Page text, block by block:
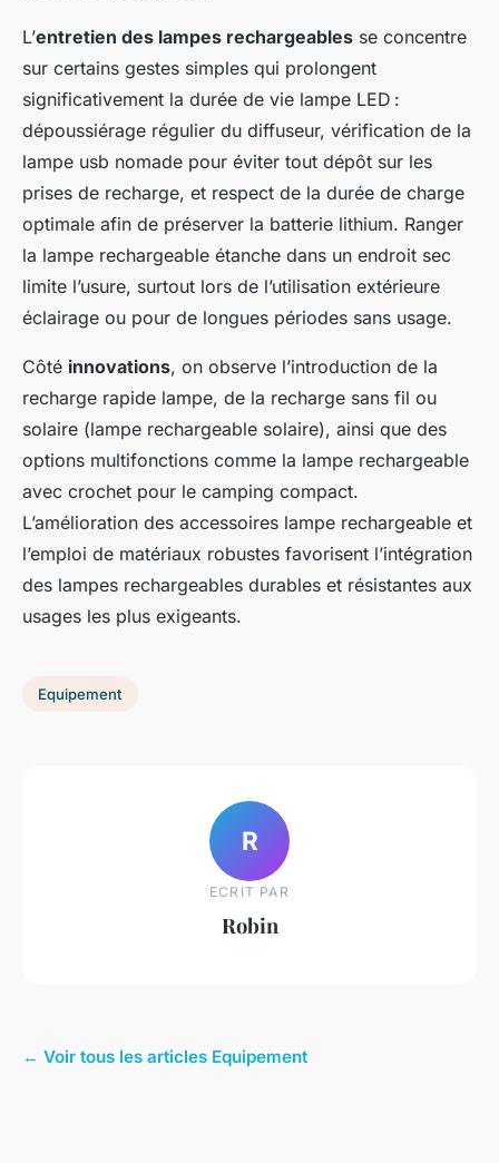
L’entretien des lampes rechargeables se concentre
sur certains gestes simples qui prolongent
significativement la durée de vie lampe LED :
dépoussiérage régulier du diffuseur, vérification de la
lampe usb nomade pour éviter tout dépôt sur les
prises de recharge, et respect de la durée de charge
optimale afin de préserver la batterie lithium. Ranger
la lampe rechargeable étanche dans un endroit sec
limite l’usure, surtout lors de l’utilisation extérieure
éclairage ou pour de longues périodes sans usage.
Côté innovations, on observe l’introduction de la
recharge rapide lampe, de la recharge sans fil ou
solaire (lampe rechargeable solaire), ainsi que des
options multifonctions comme la lampe rechargeable
avec crochet pour le camping compact.
L’amélioration des accessoires lampe rechargeable et
l’emploi de matériaux robustes favorisent l’intégration
des lampes rechargeables durables et résistantes aux
usages les plus exigeants.
Equipement
R
ECRIT PAR
Robin
← Voir tous les articles Equipement